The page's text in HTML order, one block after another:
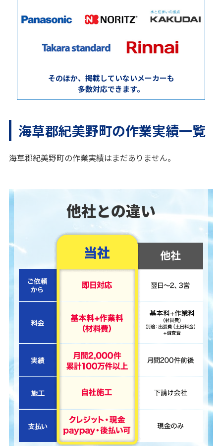
そのほか、掲載していないメーカーも
多数対応できます。
海草郡紀美野町の作業実績一覧
海草郡紀美野町の作業実績はまだありません。
他社との違い